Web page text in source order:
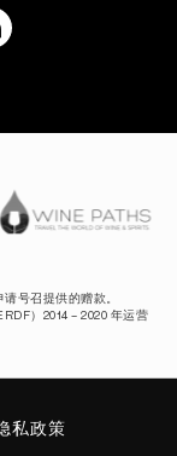
号召提供的赠款。
）2014 – 2020 年运营
私政策